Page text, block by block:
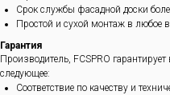
Срок службы фасадной доски
Простой и сухой монтаж в любое
Гарантия
Производитель, FCSPRO
следующее:
Соответствие по качеству и